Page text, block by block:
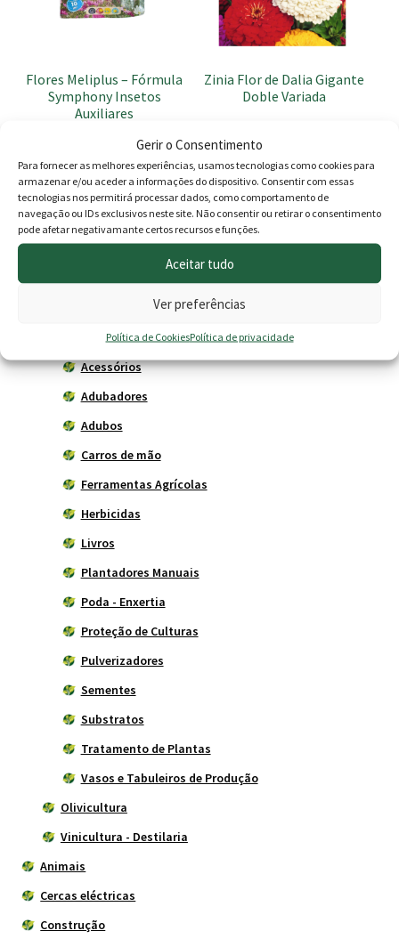
Gerir o Consentimento
Para fornecer as melhores experiências, usamos tecnologias como cookies para
armazenar e/ou aceder a informações do dispositivo. Consentir com essas
tecnologias nos permitirá processar dados, como comportamento de
navegação ou IDs exclusivos neste site. Não consentir ou retirar o consentimento
pode afetar negativamante certos recursos e funções.
Aceitar tudo
Ver preferências
Política de CookiesPolítica de privacidade
Flores Meliplus – Fórmula
Symphony Insetos
Auxiliares
Adicionar
Zinia Flor de Dalia Gigante
Doble Variada
2.10
Adicionar
Acessórios
Adubadores
Adubos
Carros de mão
Ferramentas Agrícolas
Herbicidas
Livros
Plantadores Manuais
Poda - Enxertia
Proteção de Culturas
Pulverizadores
Sementes
Substratos
Tratamento de Plantas
Vasos e Tabuleiros de Produção
Olivicultura
Vinicultura - Destilaria
Animais
Cercas eléctricas
Construção